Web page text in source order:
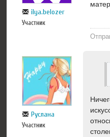
ilya.belozer
Участник
Руслана
Участник